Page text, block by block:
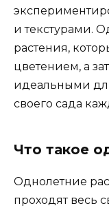
и текстурами.
растения,
цветением, а
идеальными
своего сада
Что такое
Однолетние
проходят весь